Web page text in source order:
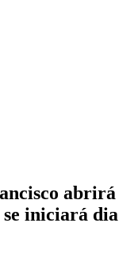
abrirá
se iniciará dia